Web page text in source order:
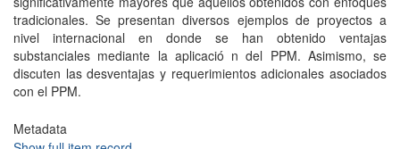
tradicionales. Se presentan diversos ejemplos de proyectos a
nivel internacional en donde se han obtenido ventajas
substanciales mediante la aplicació n del PPM. Asimismo, se
discuten las desventajas y requerimientos adicionales asociados
con el PPM.
Metadata